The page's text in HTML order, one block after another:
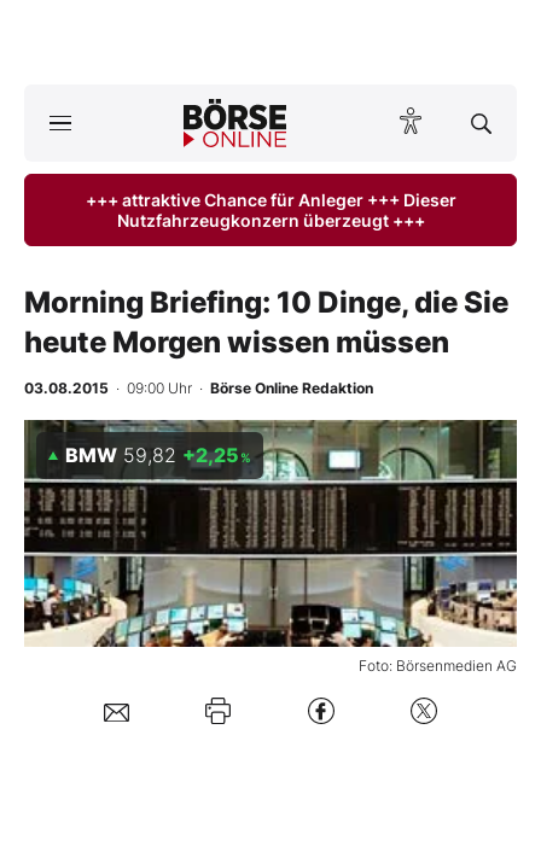
ktuelle Ausgabe BÖRSE ONLINE lesen
Anlageprodukte
Finanz-Check
BO-Musterdepots
Experten
Mein B:O
+++ attraktive Chance für Anleger +++ Dieser
Nutzfahrzeugkonzern überzeugt +++
Morning Briefing: 10 Dinge, die Sie
heute Morgen wissen müssen
03.08.2015 · 09:00 Uhr · Börse Online Redaktion
Foto: Börsenmedien AG
BMW 59,82 +2,25 %